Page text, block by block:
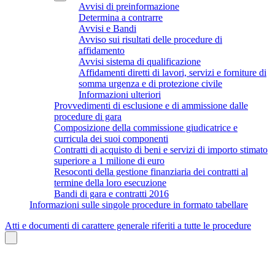
Avvisi di preinformazione
Determina a contrarre
Avvisi e Bandi
Avviso sui risultati delle procedure di
affidamento
Avvisi sistema di qualificazione
Affidamenti diretti di lavori, servizi e forniture di
somma urgenza e di protezione civile
Informazioni ulteriori
Provvedimenti di esclusione e di ammissione dalle
procedure di gara
Composizione della commissione giudicatrice e
curricula dei suoi componenti
Contratti di acquisto di beni e servizi di importo stimato
superiore a 1 milione di euro
Resoconti della gestione finanziaria dei contratti al
termine della loro esecuzione
Bandi di gara e contratti 2016
Informazioni sulle singole procedure in formato tabellare
Atti e documenti di carattere generale riferiti a tutte le procedure